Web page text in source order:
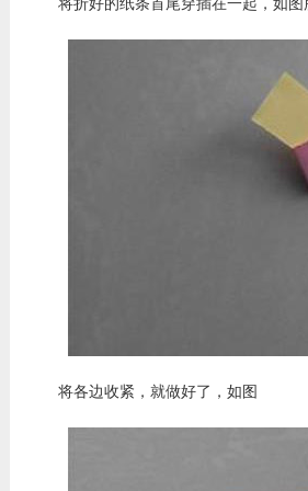
将折好的纸条首尾穿插在一起，如图
将各边收紧，就做好了，如图